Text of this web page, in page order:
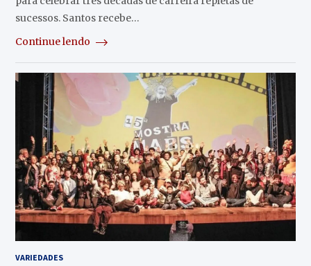
sucessos. Santos recebe…
Continue lendo
VARIEDADES